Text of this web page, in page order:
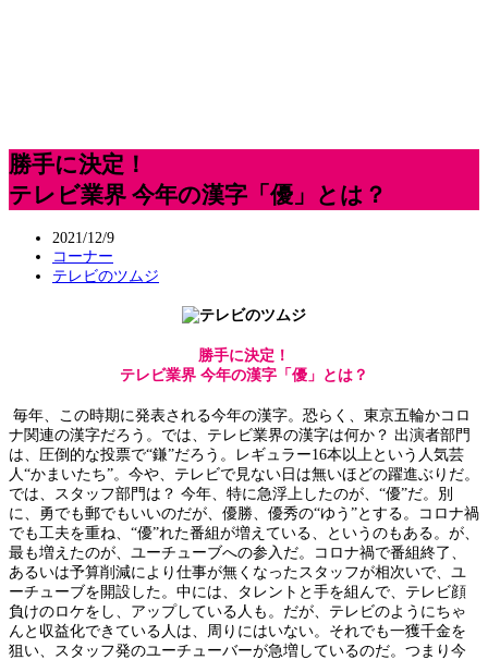
勝手に決定！
テレビ業界 今年の漢字「優」とは？
2021/12/9
コーナー
テレビのツムジ
勝手に決定！
テレビ業界 今年の漢字「優」とは？
毎年、この時期に発表される今年の漢字。恐らく、東京五輪かコロ
ナ関連の漢字だろう。では、テレビ業界の漢字は何か？ 出演者部門
は、圧倒的な投票で“鎌”だろう。レギュラー16本以上という人気芸
人“かまいたち”。今や、テレビで見ない日は無いほどの躍進ぶりだ。
では、スタッフ部門は？ 今年、特に急浮上したのが、“優”だ。別
に、勇でも郵でもいいのだが、優勝、優秀の“ゆう”とする。コロナ禍
でも工夫を重ね、“優”れた番組が増えている、というのもある。が、
最も増えたのが、ユーチューブへの参入だ。コロナ禍で番組終了、
あるいは予算削減により仕事が無くなったスタッフが相次いで、ユ
ーチューブを開設した。中には、タレントと手を組んで、テレビ顔
負けのロケをし、アップしている人も。だが、テレビのようにちゃ
んと収益化できている人は、周りにはいない。それでも一獲千金を
狙い、スタッフ発のユーチューバーが急増しているのだ。つまり今